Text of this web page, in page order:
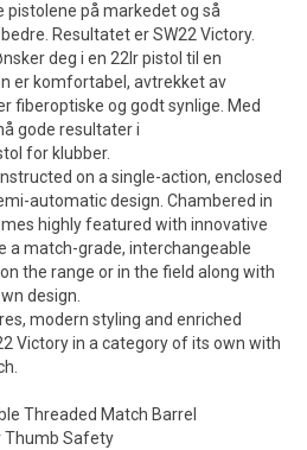
på markedet og så
Resultatet er SW22 Victory.
deg i en 22lr pistol til en
er komfortabel, avtrekket av
fiberoptiske og godt synlige. Med
gode resultater i
for klubber.
on a single-action, enclosed
automatic design. Chambered in
highly featured with innovative
a match-grade, interchangeable
the range or in the field along with
design.
modern styling and enriched
Victory in a category of its own with
Threaded Match Barrel
Thumb Safety